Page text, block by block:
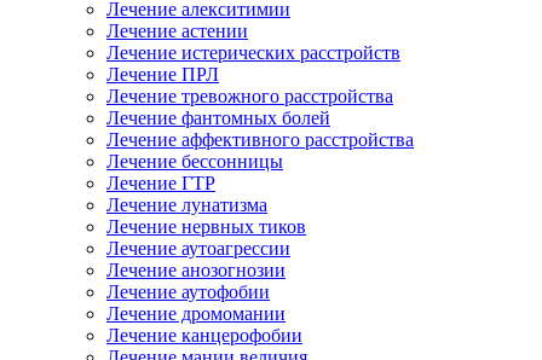
Лечение алекситимии
Лечение астении
Лечение истерических расстройств
Лечение ПРЛ
Лечение тревожного расстройства
Лечение фантомных болей
Лечение аффективного расстройства
Лечение бессонницы
Лечение ГТР
Лечение лунатизма
Лечение нервных тиков
Лечение аутоагрессии
Лечение анозогнозии
Лечение аутофобии
Лечение дромомании
Лечение канцерофобии